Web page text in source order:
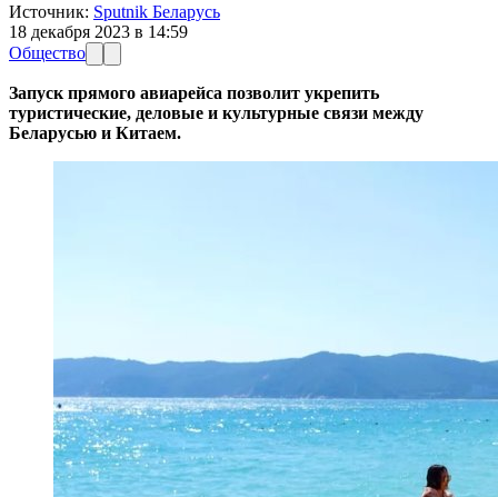
Источник: Sputnik Беларусь
18 декабря 2023 в 14:59
Общество
Запуск прямого авиарейса позволит укрепить
туристические, деловые и культурные связи между
Беларусью и Китаем.